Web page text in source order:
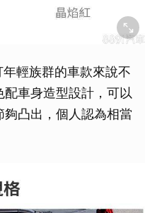
輕族群的車款來說不
車身造型設計，可以
凸出，個人認為相當